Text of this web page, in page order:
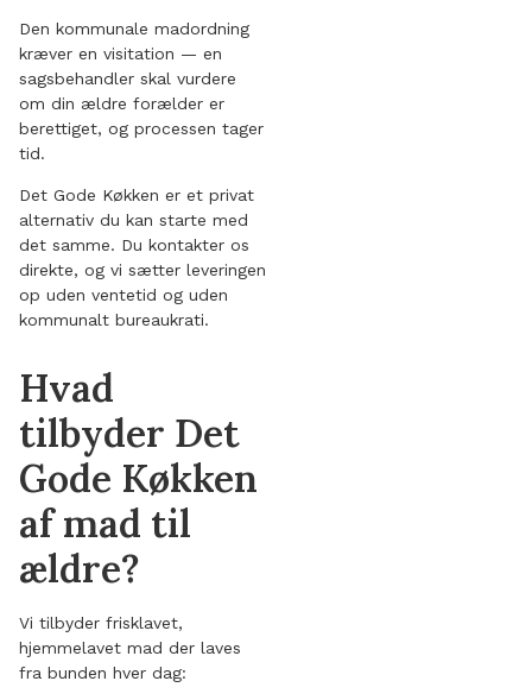
Den kommunale madordning
kræver en visitation — en
sagsbehandler skal vurdere
om din ældre forælder er
berettiget, og processen tager
tid.
Det Gode Køkken er et privat
alternativ du kan starte med
det samme. Du kontakter os
direkte, og vi sætter leveringen
op uden ventetid og uden
kommunalt bureaukrati.
Hvad
tilbyder Det
Gode Køkken
af mad til
ældre?
Vi tilbyder frisklavet,
hjemmelavet mad der laves
fra bunden hver dag: